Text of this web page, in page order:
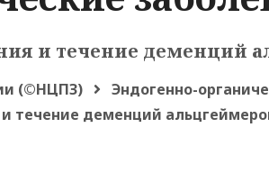
и течение деменций
(©НЦПЗ) Эндогенно-
течение деменций